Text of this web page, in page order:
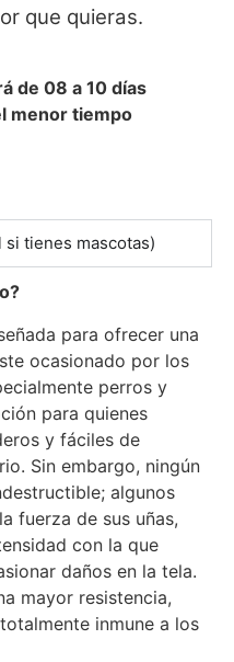
que quieras.
de 08 a 10 días
menor tiempo
tienes mascotas)
para ofrecer una
ocasionado por los
perros y
para quienes
y fáciles de
Sin embargo, ningún
algunos
fuerza de sus uñas,
con la que
daños en la tela.
mayor resistencia,
inmune a los